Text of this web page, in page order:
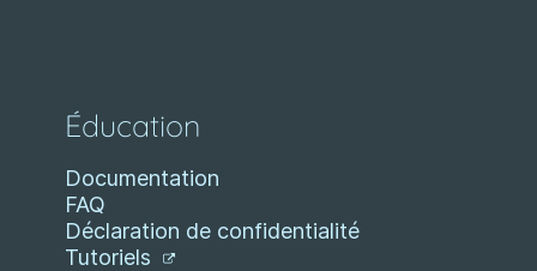
Éducation
Documentation
FAQ
Déclaration de confidentialité
Tutoriels